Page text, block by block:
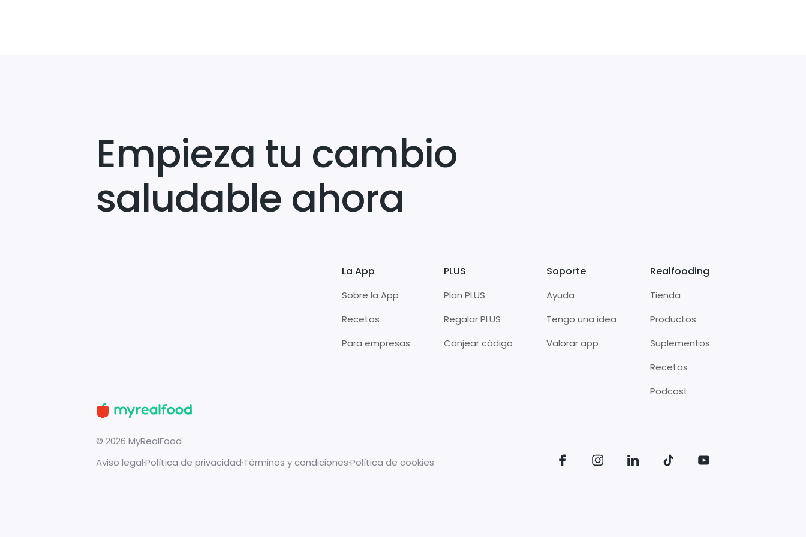
Empieza tu cambio
saludable ahora
La App
Sobre la App
Recetas
Para empresas
PLUS
Plan PLUS
Regalar PLUS
Canjear código
Soporte
Ayuda
Tengo una idea
Valorar app
Realfooding
Tienda
Productos
Suplementos
Recetas
Podcast
© 2026 MyRealFood
Aviso legal·Política de privacidad·Términos y condiciones·Política de cookies